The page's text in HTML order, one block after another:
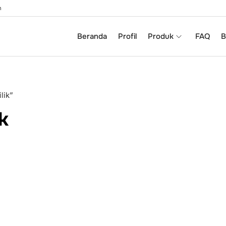
Beranda Profil Produk FAQ